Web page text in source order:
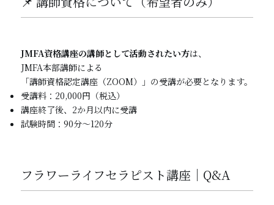
JMFA資格講座の講師として活動されたい方は、
JMFA本部講師による
「講師資格認定講座（ZOOM）」の受講が必要となります。
受講料：20,000円（税込）
講座終了後、2か月以内に受講
試験時間：90分〜120分
フラワーライフセラピスト講座｜Q&A